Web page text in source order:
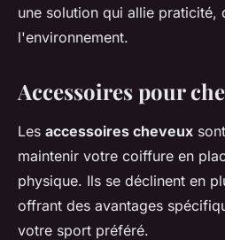
une solution qui allie praticité,
l'environnement.
Accessoires pour
Les accessoires cheveux
maintenir votre coiffure en
physique. Ils se déclinent en
offrant des avantages
votre sport préféré.